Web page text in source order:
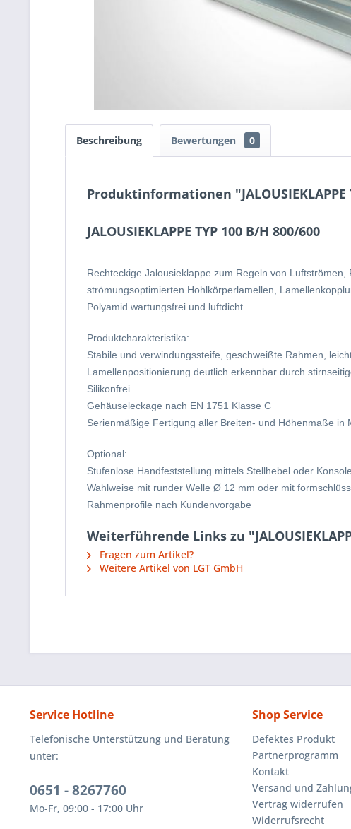
Beschreibung Bewertungen 0
Produktinformationen "JALOUSIEKLAPPE
JALOUSIEKLAPPE TYP 100 B/H 800/600
Rechteckige Jalousieklappe zum Regeln von
strömungsoptimierten Hohlkörperlamellen,
Polyamid wartungsfrei und luftdicht.
Produktcharakteristika:
Stabile und verwindungssteife, geschweißte Rahmen,
Lamellenpositionierung deutlich erkennbar durch
Silikonfrei
Gehäuseleckage nach EN 1751 Klasse C
Serienmäßige Fertigung aller Breiten- und Höhenmaße in
Optional:
Stufenlose Handfeststellung mittels Stellhebel oder
Wahlweise mit runder Welle Ø 12 mm oder mit
Rahmenprofile nach Kundenvorgabe
Weiterführende Links zu
Fragen zum Artikel?
Weitere Artikel von LGT GmbH
Service Hotline
Telefonische Unterstützung und Beratung
unter:
0651 - 8267760
Mo-Fr, 09:00 - 17:00 Uhr
Shop Service
Defektes Produkt
Partnerprogramm
Kontakt
Versand und
Vertrag widerrufen
Widerrufsrecht